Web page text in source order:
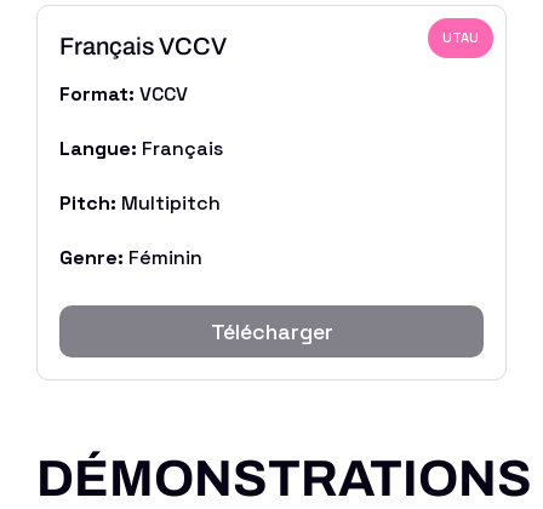
UTAU
Français VCCV
Format: VCCV
Langue: Français
Pitch: Multipitch
Genre: Féminin
Télécharger
DÉMONSTRATIONS